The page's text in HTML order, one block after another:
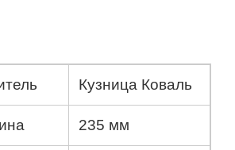
Кузница Коваль
235 мм